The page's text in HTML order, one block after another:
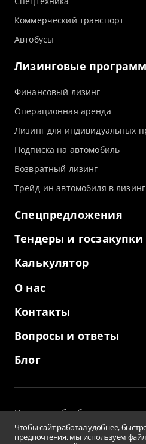
Коммерческий транспорт
Автобусы
Лизинговые
Финансовый лизинг
Операционная аренда
Лизинг для индивидуальных
Подписка на автомобиль
Возвратный лизинг
Трейд-ин автомобиля в лизинг
Спецпредложения
Тендеры и госзакупки
Калькулятор
О нас
Контакты
Вопросы и ответы
Блог
Политика обработки
и использование файлов
Пользовательское соглашение
Чтобы сайт работал удобнее,
предпочтения, мы используем